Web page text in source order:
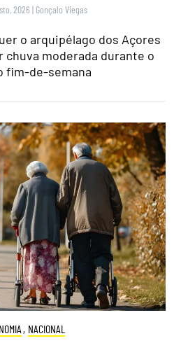
2026 | Gonçalo Viegas
o arquipélago dos Açores
moderada durante o
fim-de-semana
, NACIONAL